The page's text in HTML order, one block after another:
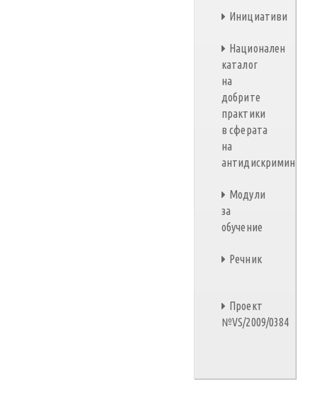
Инициативи
Националeн
каталог
на
добрите
практики
в сферата
на
Модули
за
обучение
Речник
Проект
№VS/2009/0384